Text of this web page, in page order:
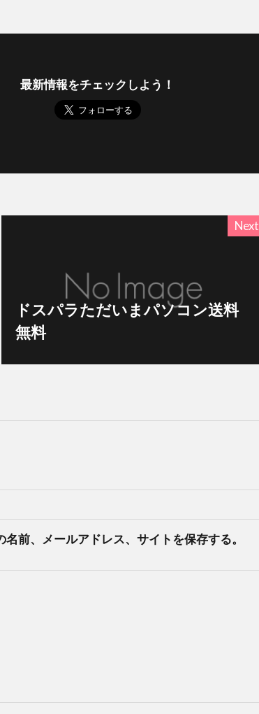
最新情報をチェックしよう！
Next
ドスパラただいまパソコン送料
無料
前、メールアドレス、サイトを保存する。